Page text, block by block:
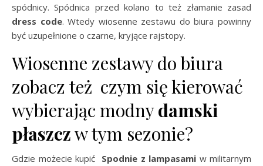
spódnicy. Spódnica przed kolano to też złamanie zasad
dress code. Wtedy wiosenne zestawu do biura powinny
być uzupełnione o czarne, kryjące rajstopy.
Wiosenne zestawy do biura
zobacz też czym się kierować
wybierając modnydamski
płaszczw tym sezonie?
Gdzie możecie kupić Spodnie z lampasami w militarnym